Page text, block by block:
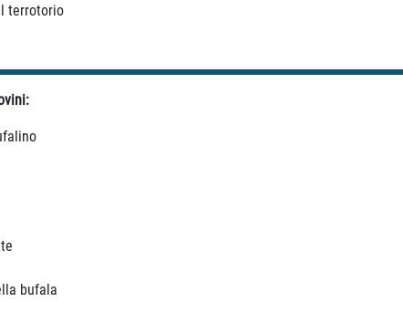
terrotorio
bufala